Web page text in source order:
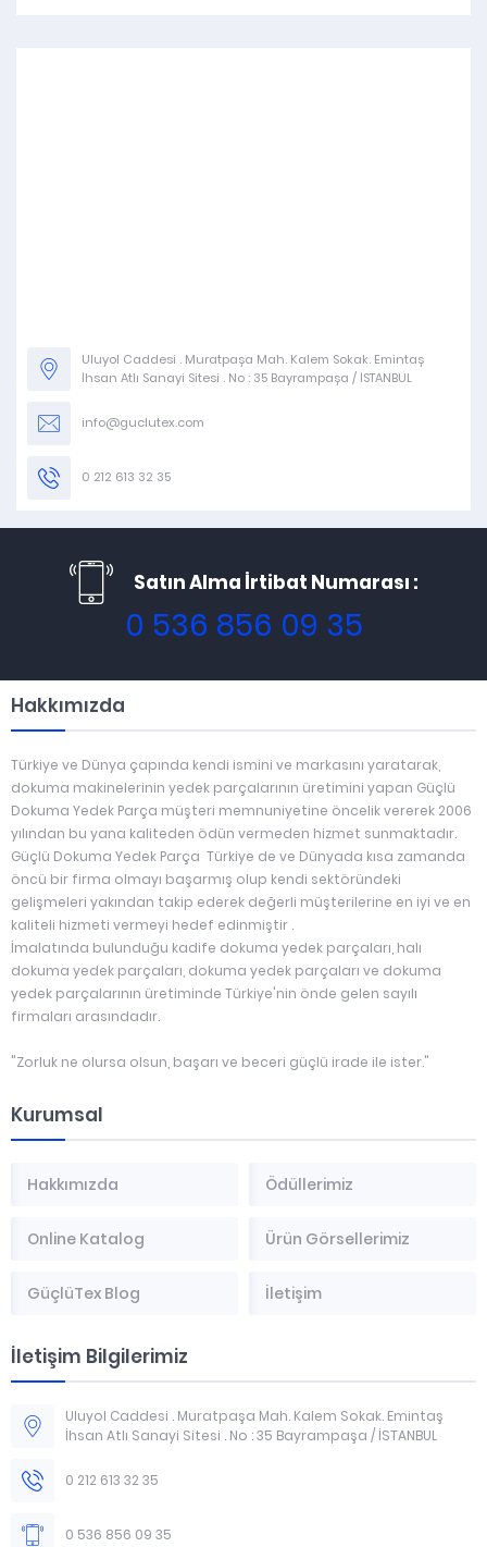
Uluyol Caddesi . Muratpaşa Mah. Kalem Sokak. Emintaş
İhsan Atlı Sanayi Sitesi . No : 35 Bayrampaşa / İSTANBUL
info@guclutex.com
0 212 613 32 35
Satın Alma İrtibat Numarası :
0 536 856 09 35
Hakkımızda
Türkiye ve Dünya çapında kendi ismini ve markasını yaratarak,
dokuma makinelerinin yedek parçalarının üretimini yapan Güçlü
Dokuma Yedek Parça müşteri memnuniyetine öncelik vererek 2006
yılından bu yana kaliteden ödün vermeden hizmet sunmaktadır.
Güçlü Dokuma Yedek Parça Türkiye de ve Dünyada kısa zamanda
öncü bir firma olmayı başarmış olup kendi sektöründeki
gelişmeleri yakından takip ederek değerli müşterilerine en iyi ve en
kaliteli hizmeti vermeyi hedef edinmiştir .
İmalatında bulunduğu kadife dokuma yedek parçaları, halı
dokuma yedek parçaları, dokuma yedek parçaları ve dokuma
yedek parçalarının üretiminde Türkiye'nin önde gelen sayılı
firmaları arasındadır.
"Zorluk ne olursa olsun, başarı ve beceri güçlü irade ile ister."
Kurumsal
Hakkımızda Ödüllerimiz
Online Katalog Ürün Görsellerimiz
GüçlüTex Blog İletişim
İletişim Bilgilerimiz
Uluyol Caddesi . Muratpaşa Mah. Kalem Sokak. Emintaş
İhsan Atlı Sanayi Sitesi . No : 35 Bayrampaşa / İSTANBUL
0 212 613 32 35
0 536 856 09 35